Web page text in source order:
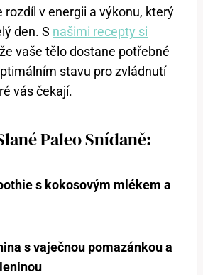
rozdíl v energii a výkonu, který
den. S našimi recepty si
vaše tělo dostane potřebné
stavu pro zvládnutí
vás čekají.
Paleo Snídaně:
s kokosovým mlékem a
s vaječnou pomazánkou a